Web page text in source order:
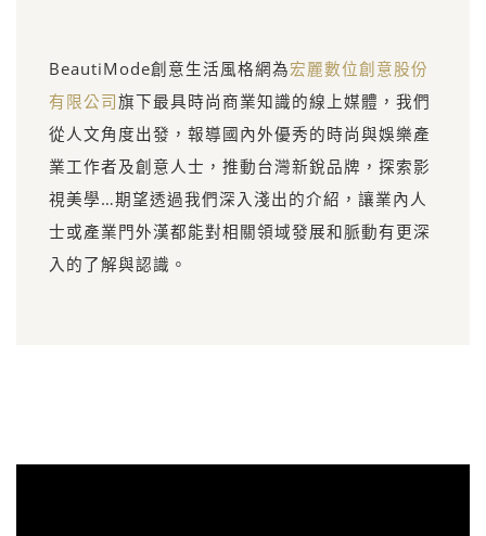
BeautiMode創意生活風格網為宏麗數位創意股份
有限公司旗下最具時尚商業知識的線上媒體，我們
從人文角度出發，報導國內外優秀的時尚與娛樂產
業工作者及創意人士，推動台灣新銳品牌，探索影
視美學…期望透過我們深入淺出的介紹，讓業內人
士或產業門外漢都能對相關領域發展和脈動有更深
入的了解與認識。